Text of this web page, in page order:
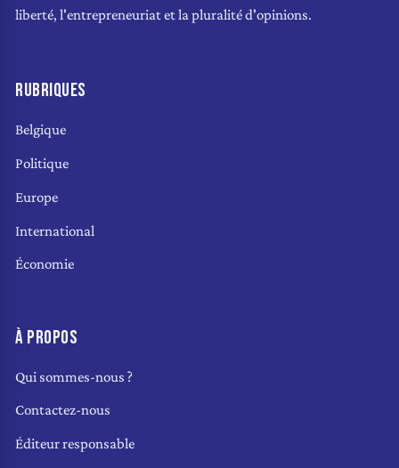
liberté, l'entrepreneuriat et la pluralité d'opinions.
RUBRIQUES
Belgique
Politique
Europe
International
Économie
À PROPOS
Qui sommes-nous ?
Contactez-nous
Éditeur responsable